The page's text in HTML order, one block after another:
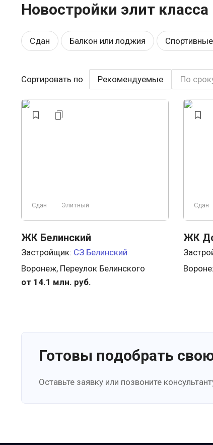
Новостройки элит
Сдан Балкон или лоджия
Рядом с парком Комфорт
Ландшафтный дизайн Элитный
Сортировать по Рекомендуемые По
Сдан Элитный
ЖК Белинский
Застройщик: СЗ Белинский
Воронеж, Переулок Белинского
от 14.1 млн. руб.
Сдан
ЖК
Готовы подобрать
Оставьте заявку или позвоните